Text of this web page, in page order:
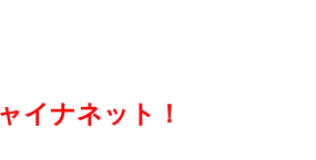
イナネット！